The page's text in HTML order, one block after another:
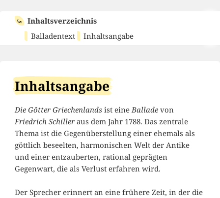
Inhaltsverzeichnis
Balladentext
Inhaltsangabe
Inhaltsangabe
Die Götter Griechenlands ist eine Ballade von
Friedrich Schiller aus dem Jahr 1788. Das zentrale
Thema ist die Gegenüberstellung einer ehemals als
göttlich beseelten, harmonischen Welt der Antike
und einer entzauberten, rational geprägten
Gegenwart, die als Verlust erfahren wird.
Der Sprecher erinnert an eine frühere Zeit, in der die